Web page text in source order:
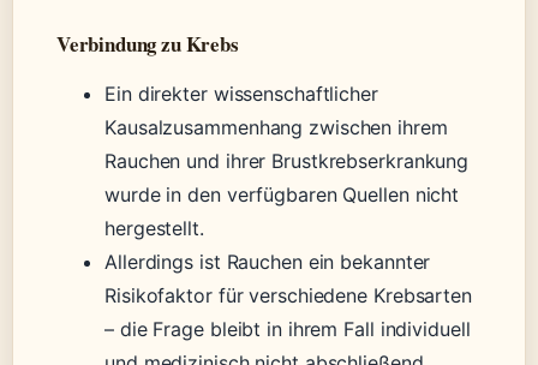
Verbindung zu Krebs
Ein direkter wissenschaftlicher
Kausalzusammenhang zwischen ihrem
Rauchen und ihrer Brustkrebserkrankung
wurde in den verfügbaren Quellen nicht
hergestellt.
Allerdings ist Rauchen ein bekannter
Risikofaktor für verschiedene Krebsarten
– die Frage bleibt in ihrem Fall individuell